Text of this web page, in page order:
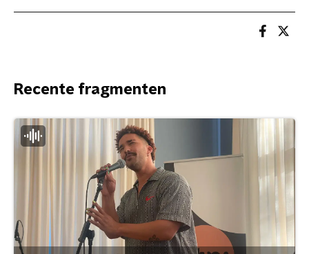
Recente fragmenten